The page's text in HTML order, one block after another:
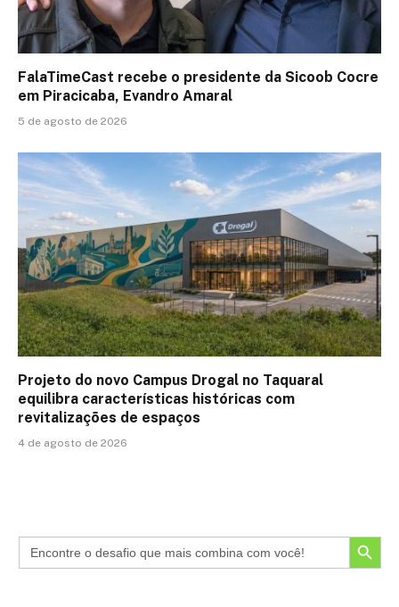
FalaTimeCast recebe o presidente da Sicoob Cocre
em Piracicaba, Evandro Amaral
5 de agosto de 2026
Projeto do novo Campus Drogal no Taquaral
equilibra características históricas com
revitalizações de espaços
4 de agosto de 2026
SEARCH BUTTON